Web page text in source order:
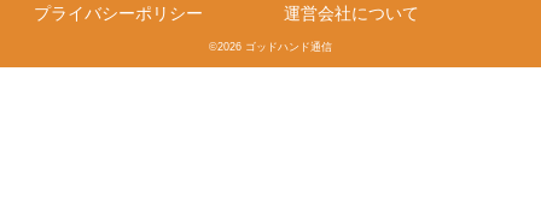
プライバシーポリシー 運営会社について
©2026 ゴッドハンド通信